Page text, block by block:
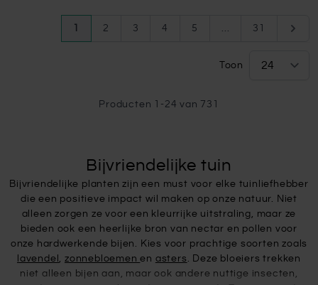
Pagina
U lees momenteel pagina
Pagina
2 Pagina
3 Pagina
4 Pagina
5 ... Pagina
31
Toon
Producten - 24 van 731
Bijvriendelijke tuin
Bijvriendelijke planten zijn een must voor elke tuinliefhebber
die een positieve impact wil maken op onze natuur. Niet
alleen zorgen ze voor een kleurrijke uitstraling, maar ze
bieden ook een heerlijke bron van nectar en pollen voor
onze hardwerkende bijen. Kies voor prachtige soorten zoals
lavendel , zonnebloemenen asters . Deze bloeiers trekken
niet alleen bijen aan, maar ook andere nuttige insecten,